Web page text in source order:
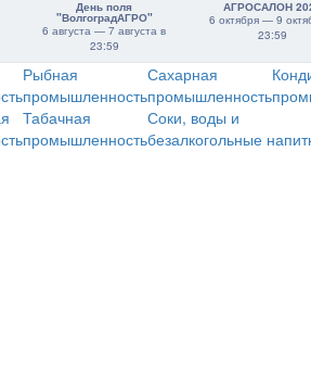
День поля
"ВолгоградАГРО"
6 августа — 7 августа в
23:59
АГРОСАЛОН
6 октября — 9
23:59
Рыбная
промышленность
Сахарная
промышленность
Табачная
промышленность
Соки, воды и
безалкогольные